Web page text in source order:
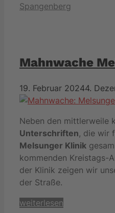
Spangenberg
Mahnwache
19. Februar 20244.
Neben den mittlerweile
Unterschriften, die wir
Melsunger Klinik
kommenden Kreistags-
der Klinik zeigen wir
der Straße.
weiterlesen